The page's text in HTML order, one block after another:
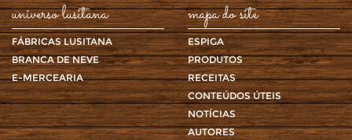
universo lusitana
FÁBRICAS LUSITANA
BRANCA DE NEVE
E-MERCEARIA
mapa do site
ESPIGA
PRODUTOS
RECEITAS
CONTEÚDOS ÚTEIS
NOTÍCIAS
AUTORES